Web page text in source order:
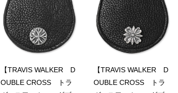
【TRAVIS WALKER D
OUBLE CROSS トラ
【TRAVIS WALKER D
OUBLE CROSS トラ